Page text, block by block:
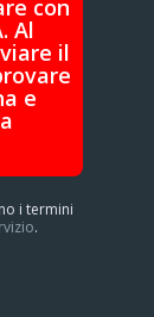
con
Al
il
e
i termini
.